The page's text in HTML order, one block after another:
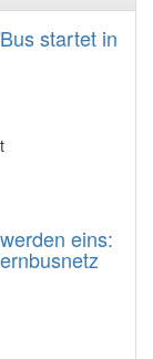
startet in
eins: